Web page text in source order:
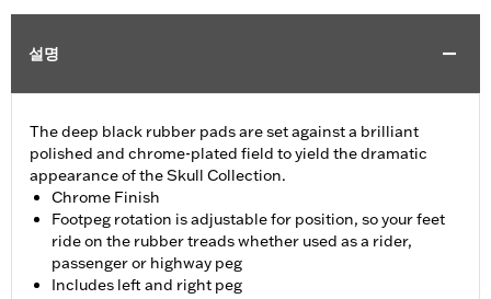
설명
The deep black rubber pads are set against a brilliant
polished and chrome-plated field to yield the dramatic
appearance of the Skull Collection.
Chrome Finish
Footpeg rotation is adjustable for position, so your feet
ride on the rubber treads whether used as a rider,
passenger or highway peg
Includes left and right peg